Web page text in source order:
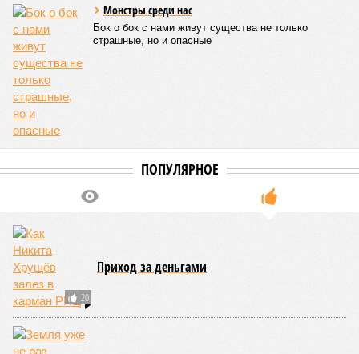
stantsiya-l/9303640/?ysclid=msemqdok6w326352116
Если да, то на каком основании декларируются конкретные
даты сдачи жилого комплекса (декабрь 2026 – март 2028),
если фаза активных строительных работ, если судить по
отсутствию техники на площадке, ещё не началась? При
этом на бумаге даты ввода ЖК в строй продолжают
фигурировать
профильных порталах.
Для почти четырёх тысяч будущих собственников квартир
переносами ожиданий. И пока на профильных порталах
остается сама стройка. Если на ней по-прежнему не видно
признаков масштабных работ, то неизбежно возникает
вопрос: не превращаются ли сроки ввода в декларацию,
которая все больше расходится с реальным положением
дел? Именно на этот вопрос сегодня больше всего ждут
ответа дольщики ЖК «Станция Л».